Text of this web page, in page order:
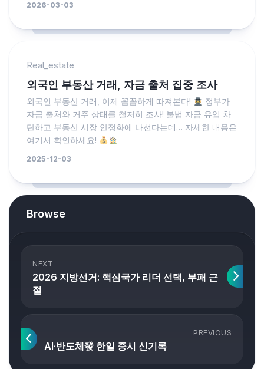
2026-03-03
Real_estate
외국인 부동산 거래, 자금 출처 집중 조사
외국인 부동산 거래, 이제 꼼꼼하게 따져본다!
정부가
자금 출처와 거주 상태를 철저히 조사! 불법 자금 유입 차
단하고 부동산 시장 안정화에 나선다는데… 자세한 내용은
여기서 확인하세요!
2025-12-03
Browse
NEXT
2026 지방선거: 핵심국가 리더 선택, 부패 근
절
PREVIOUS
AI·반도체發 한일 증시 신기록